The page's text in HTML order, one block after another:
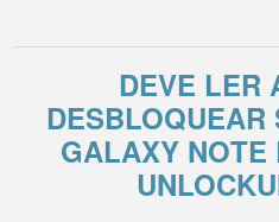
DEVE LER
DESBLOQUEAR
GALAXY NOTE